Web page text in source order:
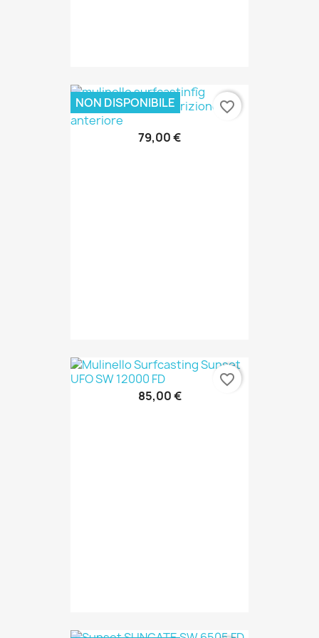
79,00 €
NON DISPONIBILE favorite_border
85,00 €
favorite_border